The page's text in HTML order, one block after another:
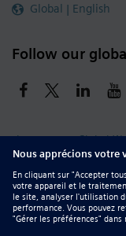
Global | English
Follow our
siemens.com Global
Whistleblowing
DMCA
Privacy Notice
Digital ID Report